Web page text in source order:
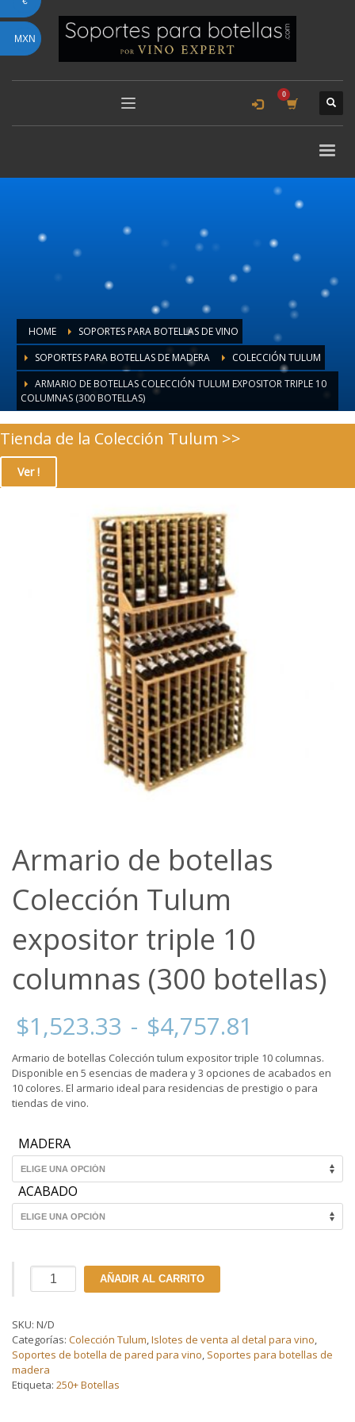
HOME
SOPORTES PARA BOTELLAS DE VINO
SOPORTES PARA BOTELLAS DE MADERA
COLECCIÓN TULUM
ARMARIO DE BOTELLAS COLECCIÓN TULUM EXPOSITOR TRIPLE 10
COLUMNAS (300 BOTELLAS)
Tienda de la Colección Tulum >>
Ver !
Armario de botellas
Colección Tulum
expositor triple 10
columnas (300 botellas)
$1,523.33 - $4,757.81
precios:
desde
hasta
Armario de botellas Colección tulum expositor triple 10 columnas.
Disponible en 5 esencias de madera y 3 opciones de acabados en
10 colores. El armario ideal para residencias de prestigio o para
tiendas de vino.
MADERA
ACABADO
Armario
Tulum
expositor
triple
10
columnas
AÑADIR AL CARRITO
SKU: N/D
Categorías: Colección Tulum,Islotes de venta al detal para vino,
Soportes de botella de pared para vino, Soportes para botellas de
madera
Etiqueta: 250+ Botellas
MXN